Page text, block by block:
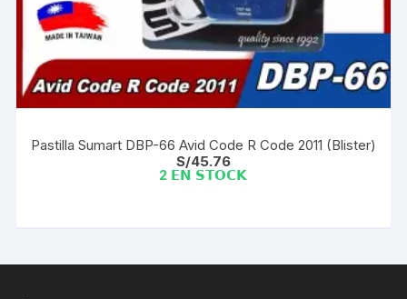
Pastilla Sumart DBP-66 Avid Code R Code 2011 (Blister)
S/45.76
2 𝗘𝗡 𝗦𝗧𝗢𝗖𝗞